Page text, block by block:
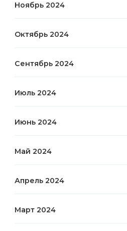
Ноябрь 2024
Октябрь 2024
Сентябрь 2024
Июль 2024
Июнь 2024
Май 2024
Апрель 2024
Март 2024